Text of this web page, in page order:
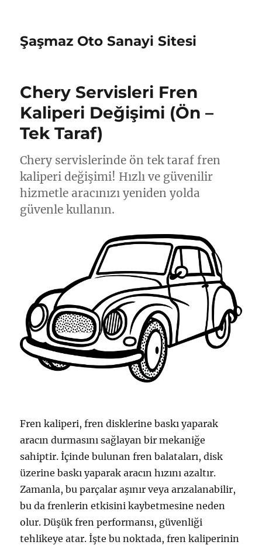
Şaşmaz Oto Sanayi Sitesi
Chery Servisleri Fren
Kaliperi Değişimi (Ön –
Tek Taraf)
Chery servislerinde ön tek taraf fren
kaliperi değişimi! Hızlı ve güvenilir
hizmetle aracınızı yeniden yolda
güvenle kullanın.
Fren kaliperi, fren disklerine baskı yaparak
aracın durmasını sağlayan bir mekaniğe
sahiptir. İçinde bulunan fren balataları, disk
üzerine baskı yaparak aracın hızını azaltır.
Zamanla, bu parçalar aşınır veya arızalanabilir,
bu da frenlerin etkisini kaybetmesine neden
olur. Düşük fren performansı, güvenliği
tehlikeye atar. İşte bu noktada, fren kaliperinin